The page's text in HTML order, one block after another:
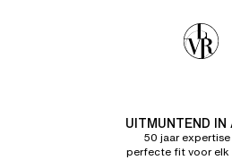
UITMUNTEND IN
50 jaar
perfecte fit voor elk